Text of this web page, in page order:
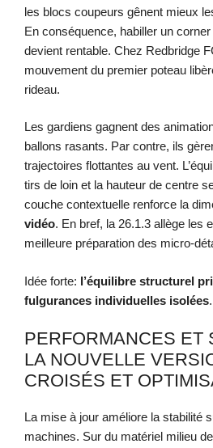
les blocs coupeurs gênent mieux
En conséquence, habiller un
devient rentable. Chez Redbridge
mouvement du premier poteau
rideau.
Les gardiens gagnent des
ballons rasants. Par contre, ils
trajectoires flottantes au vent.
tirs de loin et la hauteur de centre
couche contextuelle renforce la
vidéo. En bref, la 26.1.3 allège les
meilleure préparation des micro-
Idée forte: l’équilibre structurel
fulgurances individuelles isolées.
PERFORMANCES ET
LA NOUVELLE
CROISÉS ET
La mise à jour améliore la stabilité
machines. Sur du matériel milieu